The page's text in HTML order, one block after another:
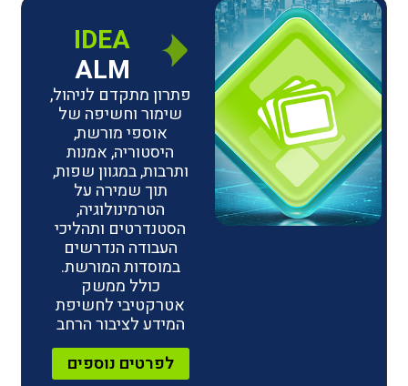
IDEA
ALM
פתרון מתקדם לניהול,
שימור וחשיפה של
אוספי מורשת,
היסטוריה, אמנות
ותרבות, במגוון שפות,
תוך שמירה על
הטרמינולוגיה,
הסטנדרטים ותהליכי
העבודה הנדרשים
במוסדות המורשת.
אטרקטיבי לחשיפת
המידע לציבור הרחב